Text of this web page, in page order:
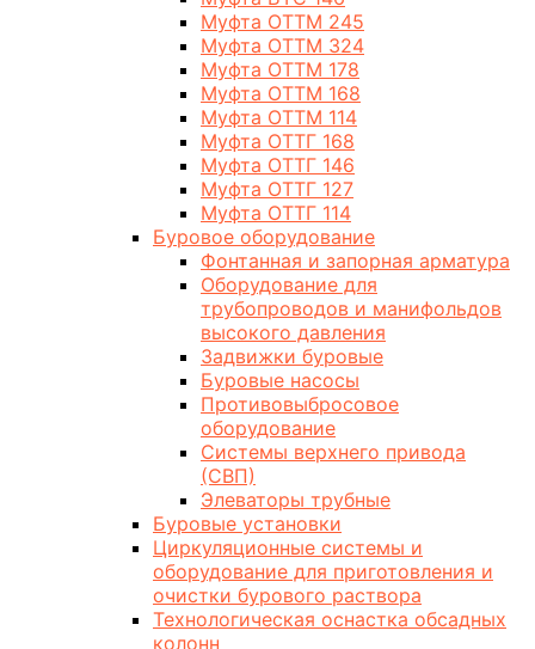
Муфта ОТТМ 245
Муфта ОТТМ 324
Муфта ОТТМ 178
Муфта ОТТМ 168
Муфта ОТТМ 114
Муфта ОТТГ 168
Муфта ОТТГ 146
Муфта ОТТГ 127
Муфта ОТТГ 114
Буровое оборудование
Фонтанная и запорная арматура
Оборудование для
трубопроводов и манифольдов
высокого давления
Задвижки буровые
Буровые насосы
Противовыбросовое
оборудование
Системы верхнего привода
(СВП)
Элеваторы трубные
Буровые установки
Циркуляционные системы и
оборудование для приготовления и
очистки бурового раствора
Технологическая оснастка обсадных
колонн